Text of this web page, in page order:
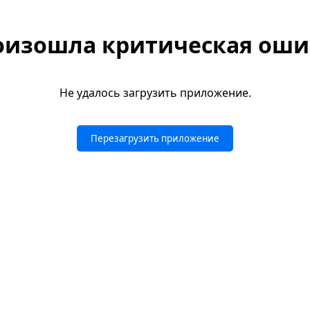
критическая
Не удалось загрузить приложение.
Перезагрузить приложение